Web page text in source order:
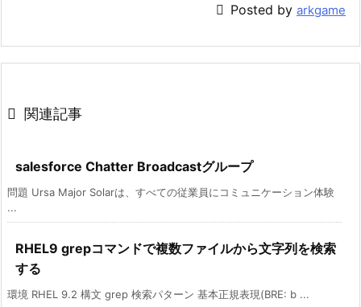
 Posted by arkgame
 関連記事
salesforce Chatter Broadcastグループ
問題 Ursa Major Solarは、すべての従業員にコミュニケーション体験
...
RHEL9 grepコマンドで複数ファイルから文字列を検索
する
環境 RHEL 9.2 構文 grep 検索パターン 基本正規表現(BRE: b ...